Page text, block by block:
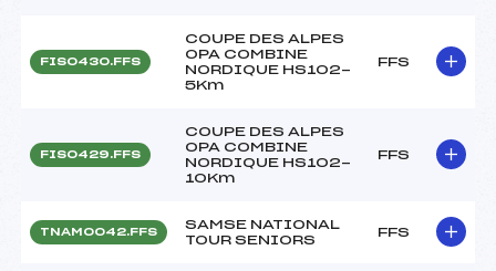
FIS0430.FFS
COUPE DES ALPES
OPA COMBINE
NORDIQUE HS102-
5Km
FFS
FIS0429.FFS
COUPE DES ALPES
OPA COMBINE
NORDIQUE HS102-
10Km
FFS
TNAM0042.FFS
SAMSE NATIONAL
TOUR SENIORS
FFS